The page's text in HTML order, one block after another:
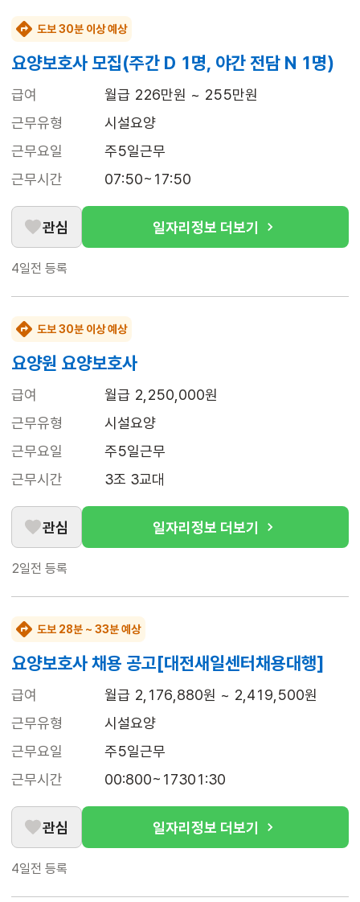
도보 30분 이상 예상
요양보호사 모집(주간 D 1명, 야간 전담 N 1명)
급여
월급 226만원 ~ 255만원
근무유형
시설요양
근무요일
주5일근무
근무시간
07:50~17:50
관심 일자리정보 더보기
4일전 등록
도보 30분 이상 예상
요양원 요양보호사
급여
월급 2,250,000원
근무유형
시설요양
근무요일
주5일근무
근무시간
3조 3교대
관심 일자리정보 더보기
2일전 등록
도보 28분 ~ 33분 예상
요양보호사 채용 공고[대전새일센터채용대행]
급여
월급 2,176,880원 ~ 2,419,500원
근무유형
시설요양
근무요일
주5일근무
근무시간
00:800~17301:30
관심 일자리정보 더보기
4일전 등록